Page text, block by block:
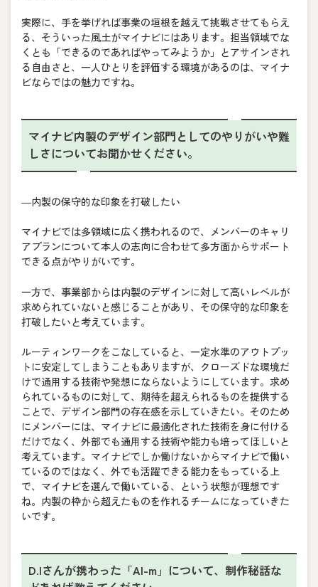
実際に、手を挙げれば事業の垣根を越えて挑戦させてもらえ
る、そういった風土がマイナビにはあります。担当領域でな
くとも「できるのであればやってみようか」とアサインされ
る自由さと、一人ひとりを評価する環境があるのは、マイナ
ビならではの魅力ですね。
マイナビ内製のデザイン部門としてのやりがいや難
しさについてお聞かせください。
―内製の保守的な印象を打破したい
マイナビでは多領域に広く携われるので、メンバーのキャリ
アプランについて本人の志向に合わせて多方面からサポート
できる点がやりがいです。
一方で、事業部からは内製のデザインに対して高いレベルが
求められていないと感じることがあり、その保守的な印象を
打破したいと考えています。
ルーティンワークをこなしていると、一定水準のアウトプッ
トに安定してしまうこともありますが、クローズドな環境だ
けで通用する技術や発想にならないようにしています。求め
られているものに対して、期待を超えられるものを提供する
ことで、デザイン部門の存在感を示していきたい。そのため
にメンバーには、マイナビに最適化された技術を身に付ける
だけでなく、外部でも通用する技術や能力も培ってほしいと
考えています。マイナビでしか働けないからマイナビで働い
ているのではなく、外でも活躍できる能力をもっている上
で、マイナビを選んで働いている、という状態が理想です
ね。内製の枠から超えたものを作れるチームになっていきた
いです。
D.Iさんが携わった「AI-m」について、制作秘話な